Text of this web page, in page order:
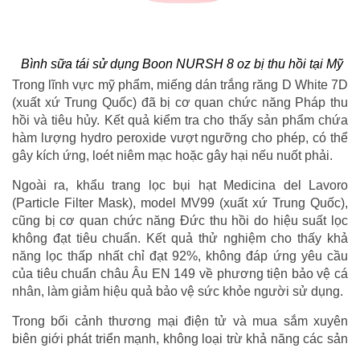
Bình sữa tái sử dụng Boon NURSH 8 oz bị thu hồi tại Mỹ
Trong lĩnh vực mỹ phẩm, miếng dán trắng răng D White 7D
(xuất xứ Trung Quốc) đã bị cơ quan chức năng Pháp thu
hồi và tiêu hủy. Kết quả kiểm tra cho thấy sản phẩm chứa
hàm lượng hydro peroxide vượt ngưỡng cho phép, có thể
gây kích ứng, loét niêm mạc hoặc gây hại nếu nuốt phải.
Ngoài ra, khẩu trang lọc bụi hạt Medicina del Lavoro
(Particle Filter Mask), model MV99 (xuất xứ Trung Quốc),
cũng bị cơ quan chức năng Đức thu hồi do hiệu suất lọc
không đạt tiêu chuẩn. Kết quả thử nghiệm cho thấy khả
năng lọc thấp nhất chỉ đạt 92%, không đáp ứng yêu cầu
của tiêu chuẩn châu Âu EN 149 về phương tiện bảo vệ cá
nhân, làm giảm hiệu quả bảo vệ sức khỏe người sử dụng.
Trong bối cảnh thương mại điện tử và mua sắm xuyên
biên giới phát triển mạnh, không loại trừ khả năng các sản